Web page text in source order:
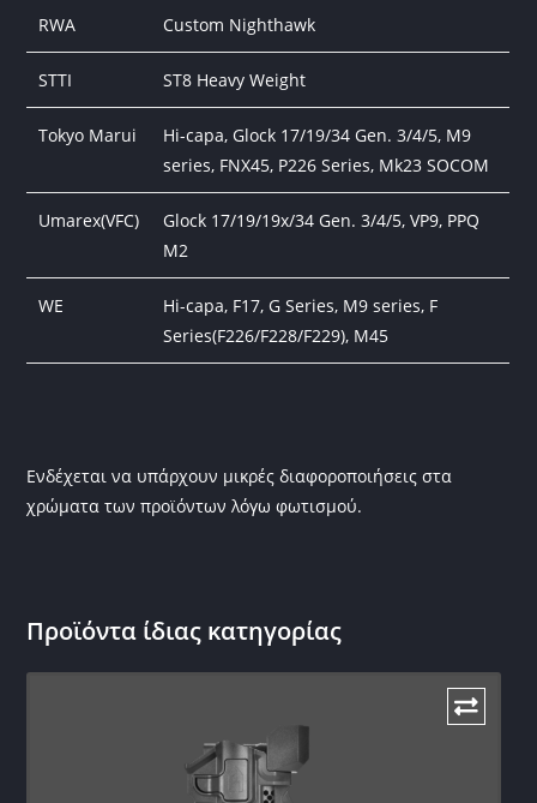
RWA Custom Nighthawk
STTI ST8 Heavy Weight
Tokyo Marui
Hi-capa, Glock 17/19/34 Gen. 3/4/5, M9
series, FNX45, P226 Series, Mk23 SOCOM
Umarex(VFC)
Glock 17/19/19x/34 Gen. 3/4/5, VP9, PPQ
M2
WE
Hi-capa, F17, G Series, M9 series, F
Series(F226/F228/F229), M45
Ενδέχεται να υπάρχουν μικρές διαφοροποιήσεις στα
χρώματα των προϊόντων λόγω φωτισμού.
Προϊόντα ίδιας κατηγορίας